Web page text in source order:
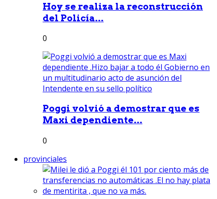
Hoy se realiza la reconstrucción
del Policía...
0
Poggi volvió a demostrar que es
Maxi dependiente...
0
provinciales